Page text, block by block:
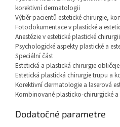
korektivní dermatologii
Výběr pacientů estetické chirurgie,
Fotodokumentace v plastické a
Anestézie v estetické plastické
Psychologické aspekty plastické a
Speciální část
Estetická a plastická chirurgie
Estetická plastická chirurgie trupu a
Korektivní dermatologie a laserová
Kombinované plasticko-chirurgické a
Dodatočné parametre